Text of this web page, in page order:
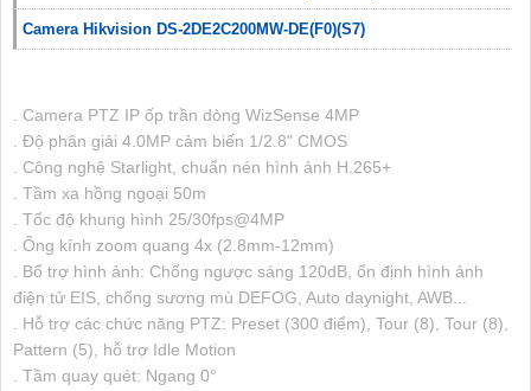
Camera Hikvision DS-2DE2C200MW-DE(F0)(S7)
. Camera PTZ IP ốp trần dòng WizSense 4MP
. Độ phân giải 4.0MP cảm biến 1/2.8" CMOS
. Công nghệ Starlight, chuẩn nén hình ảnh H.265+
. Tầm xa hồng ngoại 50m
. Tốc độ khung hình 25/30fps@4MP
. Ống kính zoom quang 4x (2.8mm-12mm)
. Bổ trợ hình ảnh: Chống ngược sáng 120dB, ổn định hình ảnh
điện tử EIS, chống sương mù DEFOG, Auto daynight, AWB...
. Hỗ trợ các chức năng PTZ: Preset (300 điểm), Tour (8), Tour (8),
Pattern (5), hỗ trợ Idle Motion
. Tầm quay quét: Ngang 0°